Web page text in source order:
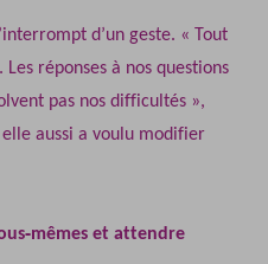
d’un geste. « Tout
réponses à nos questions
pas nos difficultés »,
aussi a voulu modifier
et attendre